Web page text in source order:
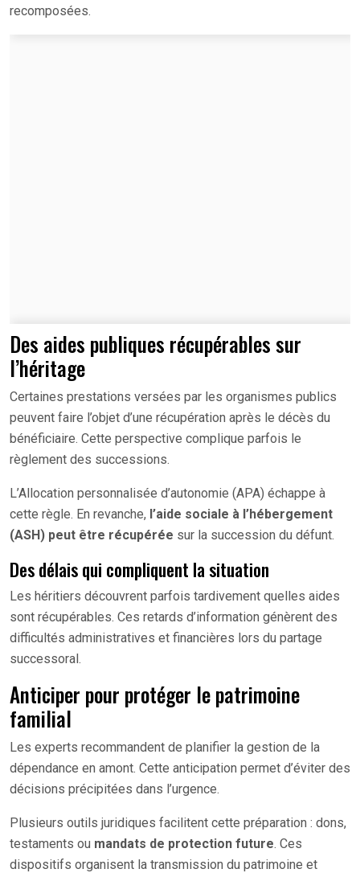
recomposées.
Des aides publiques récupérables sur
l’héritage
Certaines prestations versées par les organismes publics
peuvent faire l’objet d’une récupération après le décès du
bénéficiaire. Cette perspective complique parfois le
règlement des successions.
L’Allocation personnalisée d’autonomie (APA) échappe à
cette règle. En revanche, l’aide sociale à l’hébergement
(ASH) peut être récupérée sur la succession du défunt.
Des délais qui compliquent la situation
Les héritiers découvrent parfois tardivement quelles aides
sont récupérables. Ces retards d’information génèrent des
difficultés administratives et financières lors du partage
successoral.
Anticiper pour protéger le patrimoine
familial
Les experts recommandent de planifier la gestion de la
dépendance en amont. Cette anticipation permet d’éviter des
décisions précipitées dans l’urgence.
Plusieurs outils juridiques facilitent cette préparation : dons,
testaments ou mandats de protection future. Ces
dispositifs organisent la transmission du patrimoine et